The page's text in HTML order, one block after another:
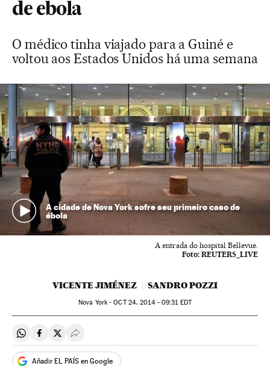
de ebola
O médico tinha viajado para a Guiné e
voltou aos Estados Unidos há uma semana
A cidade de Nova York sofre seu primeiro caso de
ébola
A entrada do hospital Bellevue.
Foto: REUTERS_LIVE
VICENTE JIMÉNEZ SANDRO POZZI
Nova York -OCT24, 2014 - 09:31EDT
Compartir en Whatsapp
Compartir en Facebook
Compartir en Twitter
Desplegar Redes Sociales
Añadir EL PAÍS en Google